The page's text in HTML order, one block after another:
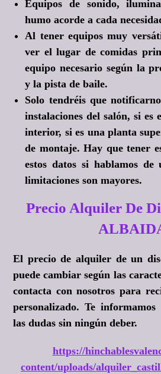
Equipos de sonido,
humo acorde a cada
Al tener equipos muy
ver el lugar de comidas
equipo necesario según la
y la pista de baile.
Solo tendréis que
instalaciones del salón, si es
interior, si es una planta
de montaje. Hay que tener
estos datos si hablamos
limitaciones son mayores.
Precio Alquiler De
El precio de alquiler de un
puede cambiar según las
contacta con nosotros para
personalizado. Te
las dudas sin ningún deber.
https://
content/uploads/